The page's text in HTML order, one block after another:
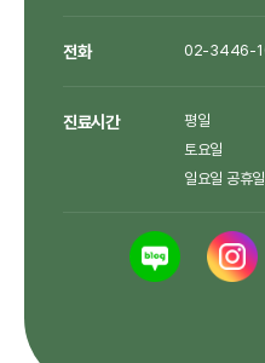
전화 02-3446-
진료시간 평일
토요일
일요일 공휴일